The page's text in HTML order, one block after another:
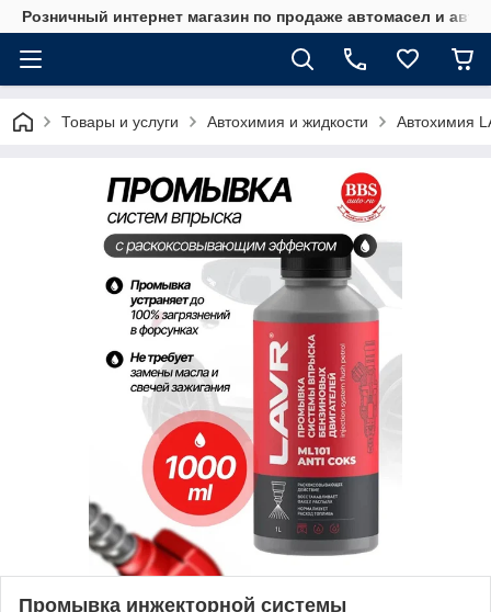
Розничный интернет магазин по продаже автомасел и
Товары и услуги Автохимия и жидкости Автохимия
Промывка инжекторной системы